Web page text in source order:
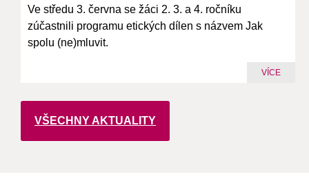
Ve středu 3. června se žáci 2. 3. a 4. ročníku
zúčastnili programu etických dílen s názvem Jak
spolu (ne)mluvit.
VÍCE
VŠECHNY AKTUALITY